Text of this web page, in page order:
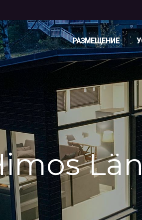
РАЗМЕЩЕНИЕ